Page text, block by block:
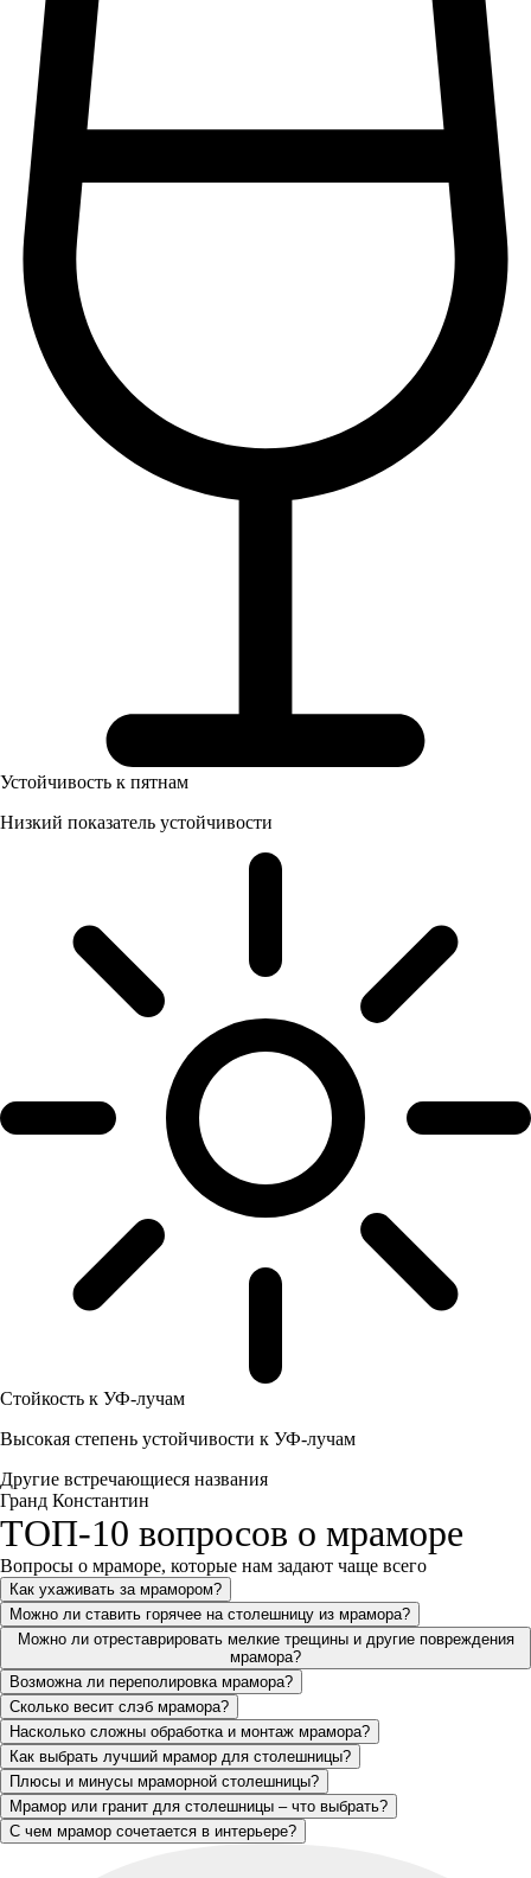
Устойчивость к пятнам
Низкий показатель устойчивости
Стойкость к УФ-лучам
Высокая степень устойчивости к УФ-лучам
Другие встречающиеся названия
Гранд Константин
ТОП-10 вопросов о мраморе
Вопросы о мраморе, которые нам задают чаще всего
Как ухаживать за мрамором?
Можно ли ставить горячее на столешницу из мрамора?
Можно ли отреставрировать мелкие трещины и другие повреждения
мрамора?
Возможна ли переполировка мрамора?
Сколько весит слэб мрамора?
Насколько сложны обработка и монтаж мрамора?
Как выбрать лучший мрамор для столешницы?
Плюсы и минусы мраморной столешницы?
Мрамор или гранит для столешницы – что выбрать?
С чем мрамор сочетается в интерьере?